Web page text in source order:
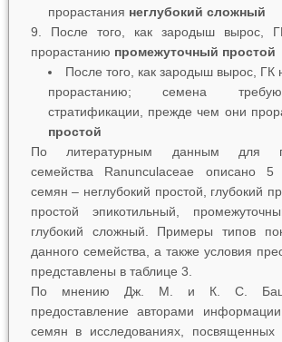
прорастания неглубокий сложный
9. После того, как зародыш вырос,
прорастанию промежуточный простой
После того, как зародыш вырос, ГК
прорастанию; семена
стратификации, прежде чем они
простой
По литературным данным для
семейства Ranunculaceae описано
семян – неглубокий простой, глубокий
простой эпикотильный,
глубокий сложный. Примеры типов
данного семейства, а также условия
представлены в таблице 3.
По мнению Дж. М. и К. С.
предоставление авторами
семян в исследованиях, посвященных